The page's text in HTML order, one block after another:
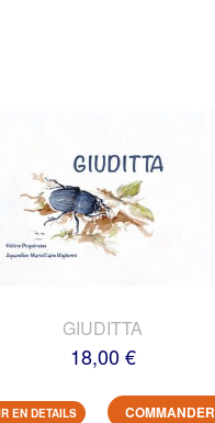
GIUDITTA
18,00 €
EN DETAILS COMMANDER